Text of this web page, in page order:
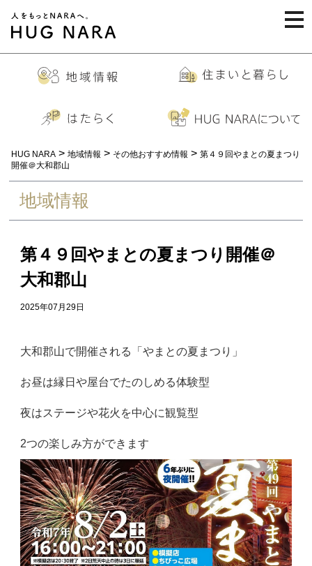
HUG NARA > 地域情報 > その他おすすめ情報 > 第４９回やまとの夏まつり
開催＠大和郡山
地域情報
第４９回やまとの夏まつり開催＠
大和郡山
2025年07月29日
大和郡山で開催される「やまとの夏まつり」
お昼は縁日や屋台でたのしめる体験型
夜はステージや花火を中心に観覧型
2つの楽しみ方ができます